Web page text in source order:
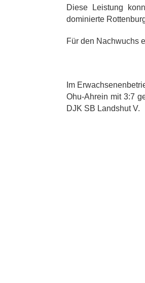
Diese Leistung
dominierte
Für den Nachwuchs
Im
Ohu-Ahrein mit 3:7
DJK SB Landshut V.